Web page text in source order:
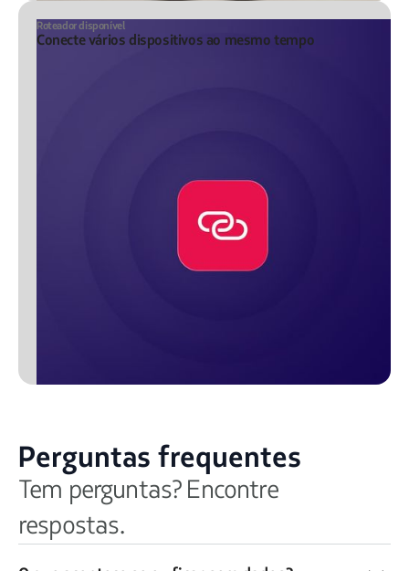
Roteador disponível
Conecte vários dispositivos ao mesmo tempo
Perguntas frequentes
Tem perguntas? Encontre
respostas.